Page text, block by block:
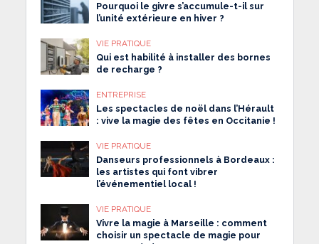
Pourquoi le givre s’accumule-t-il sur
l’unité extérieure en hiver ?
VIE PRATIQUE
Qui est habilité à installer des bornes
de recharge ?
ENTREPRISE
Les spectacles de noël dans l’Hérault
: vive la magie des fêtes en Occitanie !
VIE PRATIQUE
Danseurs professionnels à Bordeaux :
les artistes qui font vibrer
l’événementiel local !
VIE PRATIQUE
Vivre la magie à Marseille : comment
choisir un spectacle de magie pour